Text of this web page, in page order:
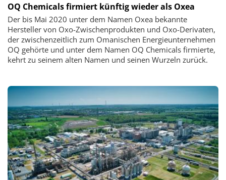
OQ Chemicals firmiert künftig wieder als Oxea
Der bis Mai 2020 unter dem Namen Oxea bekannte
Hersteller von Oxo-Zwischenprodukten und Oxo-Derivaten,
der zwischenzeitlich zum Omanischen Energieunternehmen
OQ gehörte und unter dem Namen OQ Chemicals firmierte,
kehrt zu seinem alten Namen und seinen Wurzeln zurück.